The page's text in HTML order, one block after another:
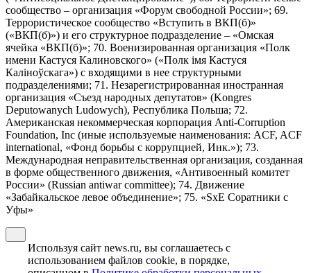
сообщество – организация «Форум свободной России»; 69.
Террористическое сообщество «Вступить в ВКП(б)»
(«ВКП(б)») и его структурное подразделение – «Омская
ячейка «ВКП(б)»; 70. Военизированная организация «Полк
имени Кастуся Калиновского» («Полк iмя Кастуся
Калiноўскага») с входящими в нее структурными
подразделениями; 71. Незарегистрированная иностранная
организация «Съезд народных депутатов» (Kongres
Deputowanych Ludowych), Республика Польша; 72.
Американская некоммерческая корпорация Anti-Corruption
Foundation, Inc (иные используемые наименования: ACF, ACF
international, «Фонд борьбы с коррупцией, Инк.»); 73.
Международная неправительственная организация, созданная
в форме общественного движения, «Антивоенный комитет
России» (Russian antiwar committee); 74. Движение
«Забайкальское левое объединение»; 75. «SxE Соратники с
Уфы»
Используя сайт news.ru, вы соглашаетесь с
использованием файлов cookie, в порядке,